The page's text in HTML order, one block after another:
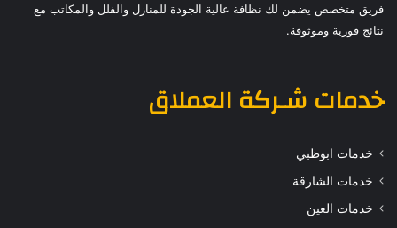
فريق متخصص يضمن لك نظافة عالية الجودة للمنازل والفلل والمكاتب مع
نتائج فورية وموثوقة.
خدمات شـركة العملاق
خدمات ابوظبي
خدمات الشارقة
خدمات العين